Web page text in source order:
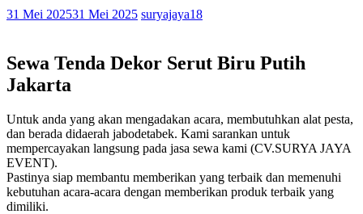
31 Mei 202531 Mei 2025 suryajaya18
Sewa Tenda Dekor Serut Biru Putih
Jakarta
Untuk anda yang akan mengadakan acara, membutuhkan alat pesta,
dan berada didaerah jabodetabek. Kami sarankan untuk
mempercayakan langsung pada jasa sewa kami (CV.SURYA JAYA
EVENT).
Pastinya siap membantu memberikan yang terbaik dan memenuhi
kebutuhan acara-acara dengan memberikan produk terbaik yang
dimiliki.